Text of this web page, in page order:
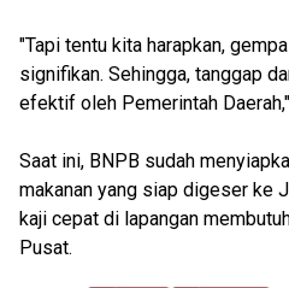
"Tapi tentu kita harapkan,
signifikan. Sehingga, tanggap
efektif oleh Pemerintah Daerah,"
Saat ini, BNPB sudah
makanan yang siap digeser ke
kaji cepat di lapangan
Pusat.